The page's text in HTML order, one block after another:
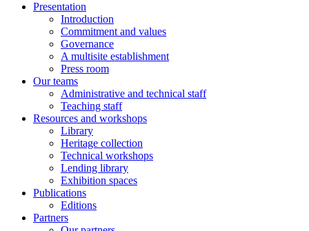
Presentation
Introduction
Commitment and values
Governance
A multisite establishment
Press room
Our teams
Administrative and technical staff
Teaching staff
Resources and workshops
Library
Heritage collection
Technical workshops
Lending library
Exhibition spaces
Publications
Editions
Partners